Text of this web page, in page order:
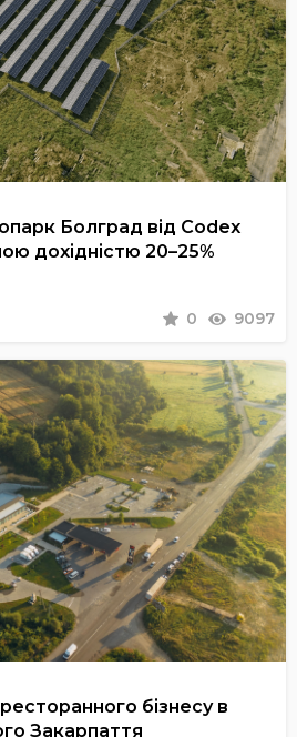
Болград від Codex
дохідністю 20–25%
0 9097
бізнесу в
Закарпаття